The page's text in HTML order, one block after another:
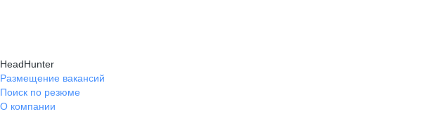
HeadHunter
Размещение вакансий
Поиск по резюме
О компании